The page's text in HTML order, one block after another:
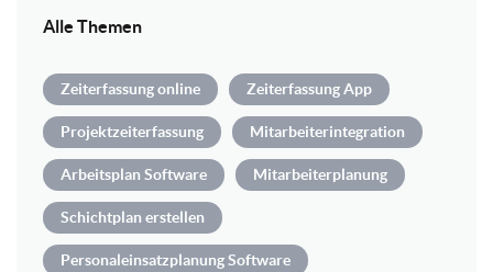
Alle Themen
Zeiterfassung online Zeiterfassung App
Projektzeiterfassung Mitarbeiterintegration
Arbeitsplan Software Mitarbeiterplanung
Schichtplan erstellen
Personaleinsatzplanung Software